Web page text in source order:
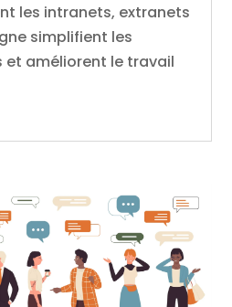
les intranets, extranets
simplifient les
et améliorent le travail